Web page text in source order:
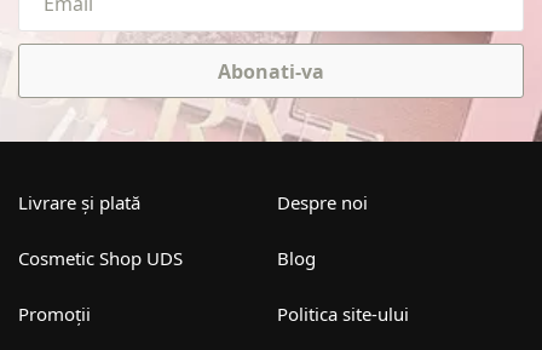
Abonati-va
Livrare și plată
Cosmetic Shop UDS
Promoții
Despre noi
Blog
Politica site-ului